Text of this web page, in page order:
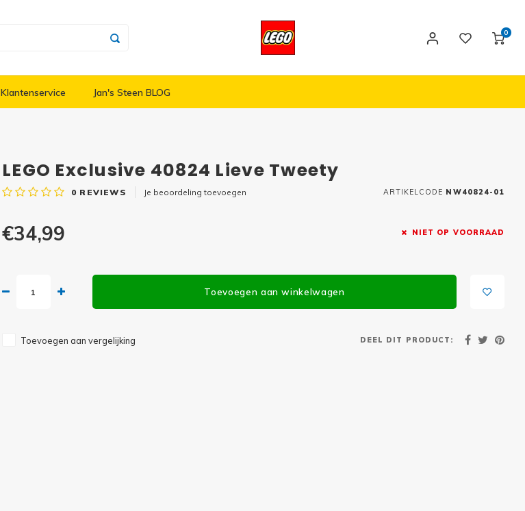
0
Klantenservice Jan's Steen BLOG
LEGO Exclusive 40824 Lieve Tweety
0 REVIEWS Je beoordeling toevoegen ARTIKELCODE NW40824-01
€34,99 NIET OP VOORRAAD
Toevoegen aan winkelwagen
Toevoegen aan vergelijking DEEL DIT PRODUCT: